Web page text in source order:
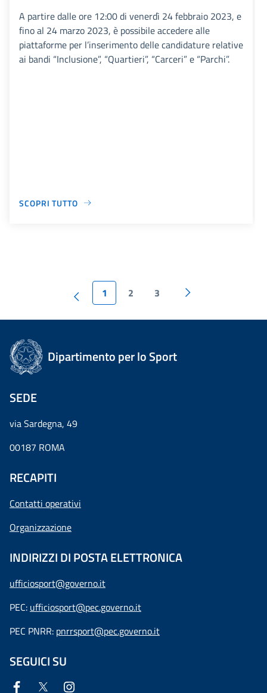
A partire dalle ore 12:00 di venerdì 24 febbraio 2023, e
fino al 24 marzo 2023, è possibile accedere alle
piattaforme per l’inserimento delle candidature relative
ai bandi “Inclusione”, “Quartieri”, “Carceri” e “Parchi”.
SCOPRI TUTTO
1 2 3
Dipartimento per lo Sport
SEDE
via Sardegna, 49
00187 ROMA
RECAPITI
Contatti operativi
Organizzazione
INDIRIZZI DI POSTA ELETTRONICA
ufficiosport@governo.it
PEC: ufficiosport@pec.governo.it
PEC PNRR: pnrrsport@pec.governo.it
SEGUICI SU